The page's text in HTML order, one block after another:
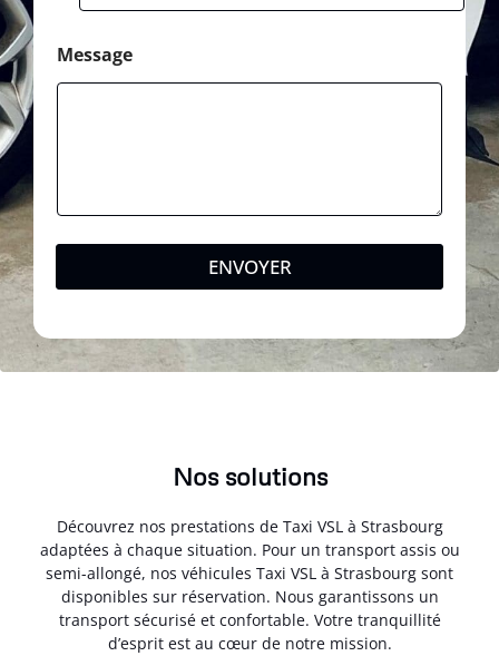
Message
ENVOYER
Nos solutions
Découvrez nos prestations de Taxi VSL à Strasbourg
adaptées à chaque situation. Pour un transport assis ou
semi-allongé, nos véhicules Taxi VSL à Strasbourg sont
disponibles sur réservation. Nous garantissons un
transport sécurisé et confortable. Votre tranquillité
d’esprit est au cœur de notre mission.